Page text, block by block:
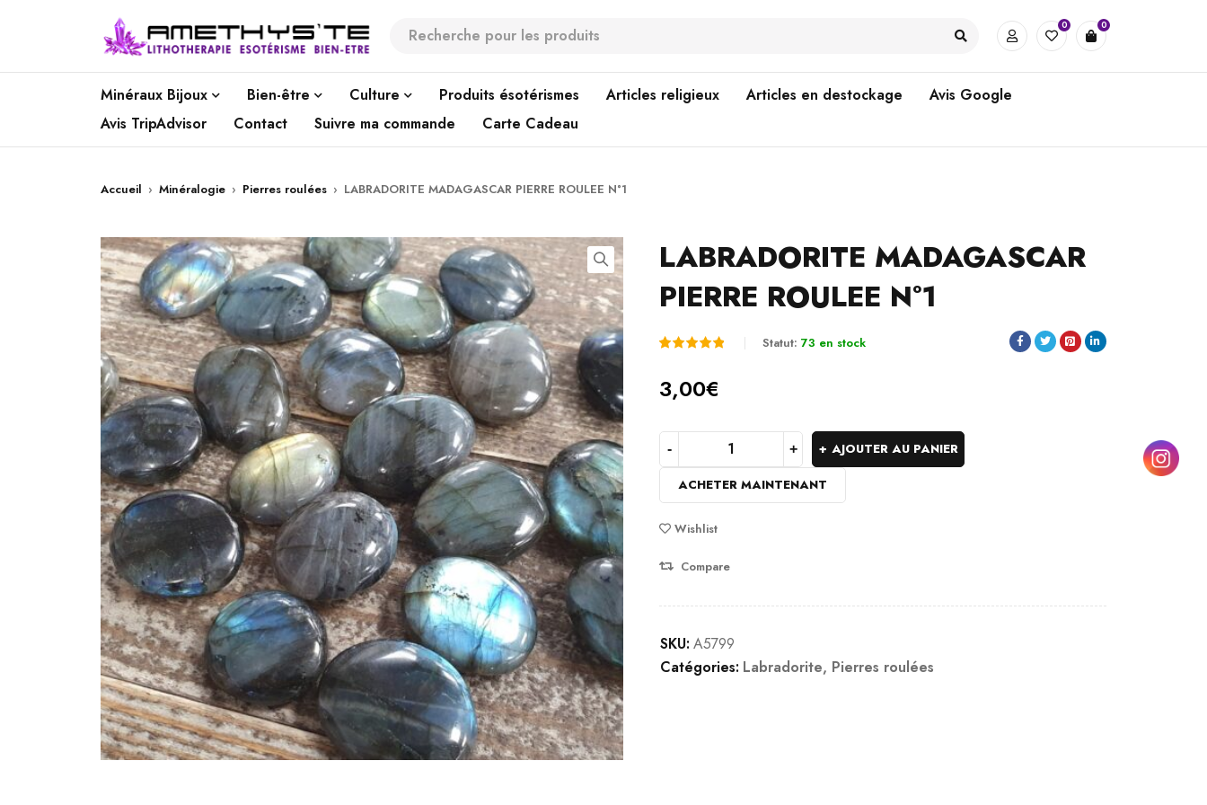
0 0
Minéraux Bijoux Bien-être Culture Produits ésotérismes Articles religieux Articles en destockage
Avis Google
Avis TripAdvisor
Contact Suivre ma commande Carte Cadeau
Accueil › Minéralogie › Pierres roulées › LABRADORITE MADAGASCAR PIERRE ROULEE N°1
LABRADORITE MADAGASCAR
PIERRE ROULEE N°1
sur 5
notation
Statut: 73 en stock
3,00€
AJOUTER AU PANIER
ACHETER MAINTENANT
Wishlist
Compare
SKU: A5799
Catégories: Labradorite, Pierres roulées